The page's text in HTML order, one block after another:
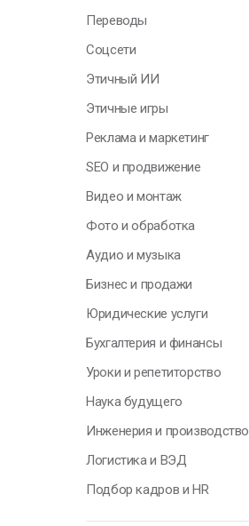
Переводы
Соцсети
Этичный ИИ
Этичные игры
Реклама и маркетинг
SEO и продвижение
Видео и монтаж
Фото и обработка
Аудио и музыка
Бизнес и продажи
Юридические услуги
Бухгалтерия и финансы
Уроки и репетиторство
Наука будущего
Инженерия и производство
Логистика и ВЭД
Подбор кадров и HR